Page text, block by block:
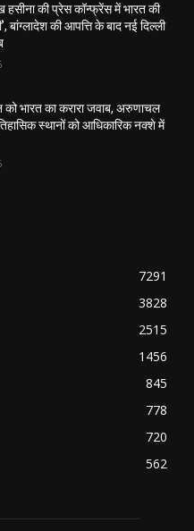
हसीना की प्रेस कॉन्फ्रेंस में भारत की
बांग्लादेश की आपत्ति के बाद नई दिल्ली
को भारत का करारा जवाब, अरुणाचल
स्थानों को आधिकारिक नक्शे में
7291
3828
2515
1456
845
778
720
562